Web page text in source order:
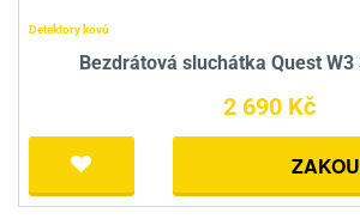
Detektory kovů
Bezdrátová sluchátka Quest
2 690 Kč